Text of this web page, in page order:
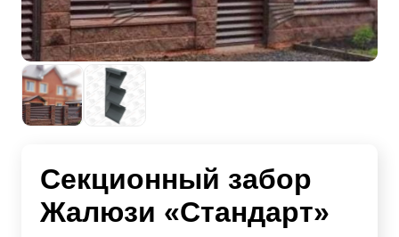
Секционный забор
Жалюзи «Стандарт»